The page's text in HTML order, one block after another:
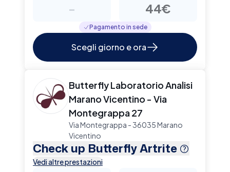
- 44€
Pagamento in sede
Scegli giorno e ora
Butterfly Laboratorio Analisi
Marano Vicentino - Via
Montegrappa 27
Via Montegrappa - 36035 Marano
Vicentino
Check up Butterfly Artrite
Vedi altre prestazioni